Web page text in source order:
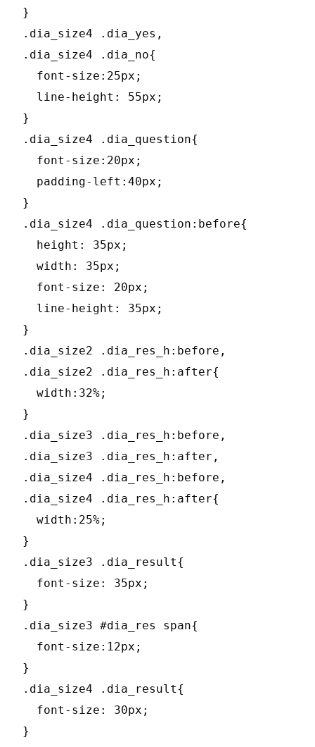
}
.dia_size4 .dia_yes,
.dia_size4 .dia_no{
  font-size:25px;
  line-height: 55px;
}
.dia_size4 .dia_question{
  font-size:20px;
  padding-left:40px;
}
.dia_size4 .dia_question:before{
  height: 35px;
  width: 35px;
  font-size: 20px;
  line-height: 35px;
}
.dia_size2 .dia_res_h:before,
.dia_size2 .dia_res_h:after{
  width:32%;
}
.dia_size3 .dia_res_h:before,
.dia_size3 .dia_res_h:after,
.dia_size4 .dia_res_h:before,
.dia_size4 .dia_res_h:after{
  width:25%;
}
.dia_size3 .dia_result{
  font-size: 35px;
}
.dia_size3 #dia_res span{
  font-size:12px;
}
.dia_size4 .dia_result{
  font-size: 30px;
}